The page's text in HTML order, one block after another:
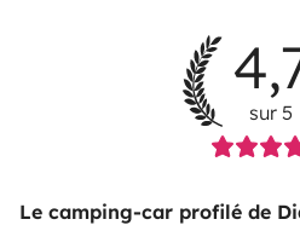
sur 5
Le camping-car profilé de